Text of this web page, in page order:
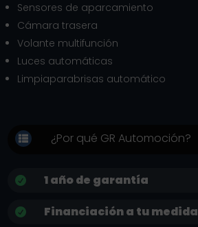
Sensores de aparcamiento
Cámara trasera
Volante multifunción
Luces automáticas
Limpiaparabrisas automático
 ¿Por qué GR Automoción?
 1 año de garantía
 Financiación a tu medida